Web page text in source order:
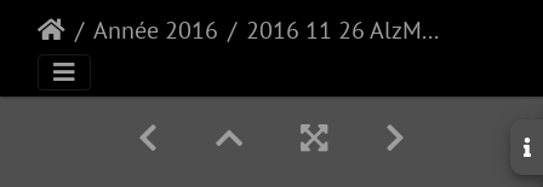
Année 2016 2016 11 26 AlzMar ALZ59 6511 La piste est prête